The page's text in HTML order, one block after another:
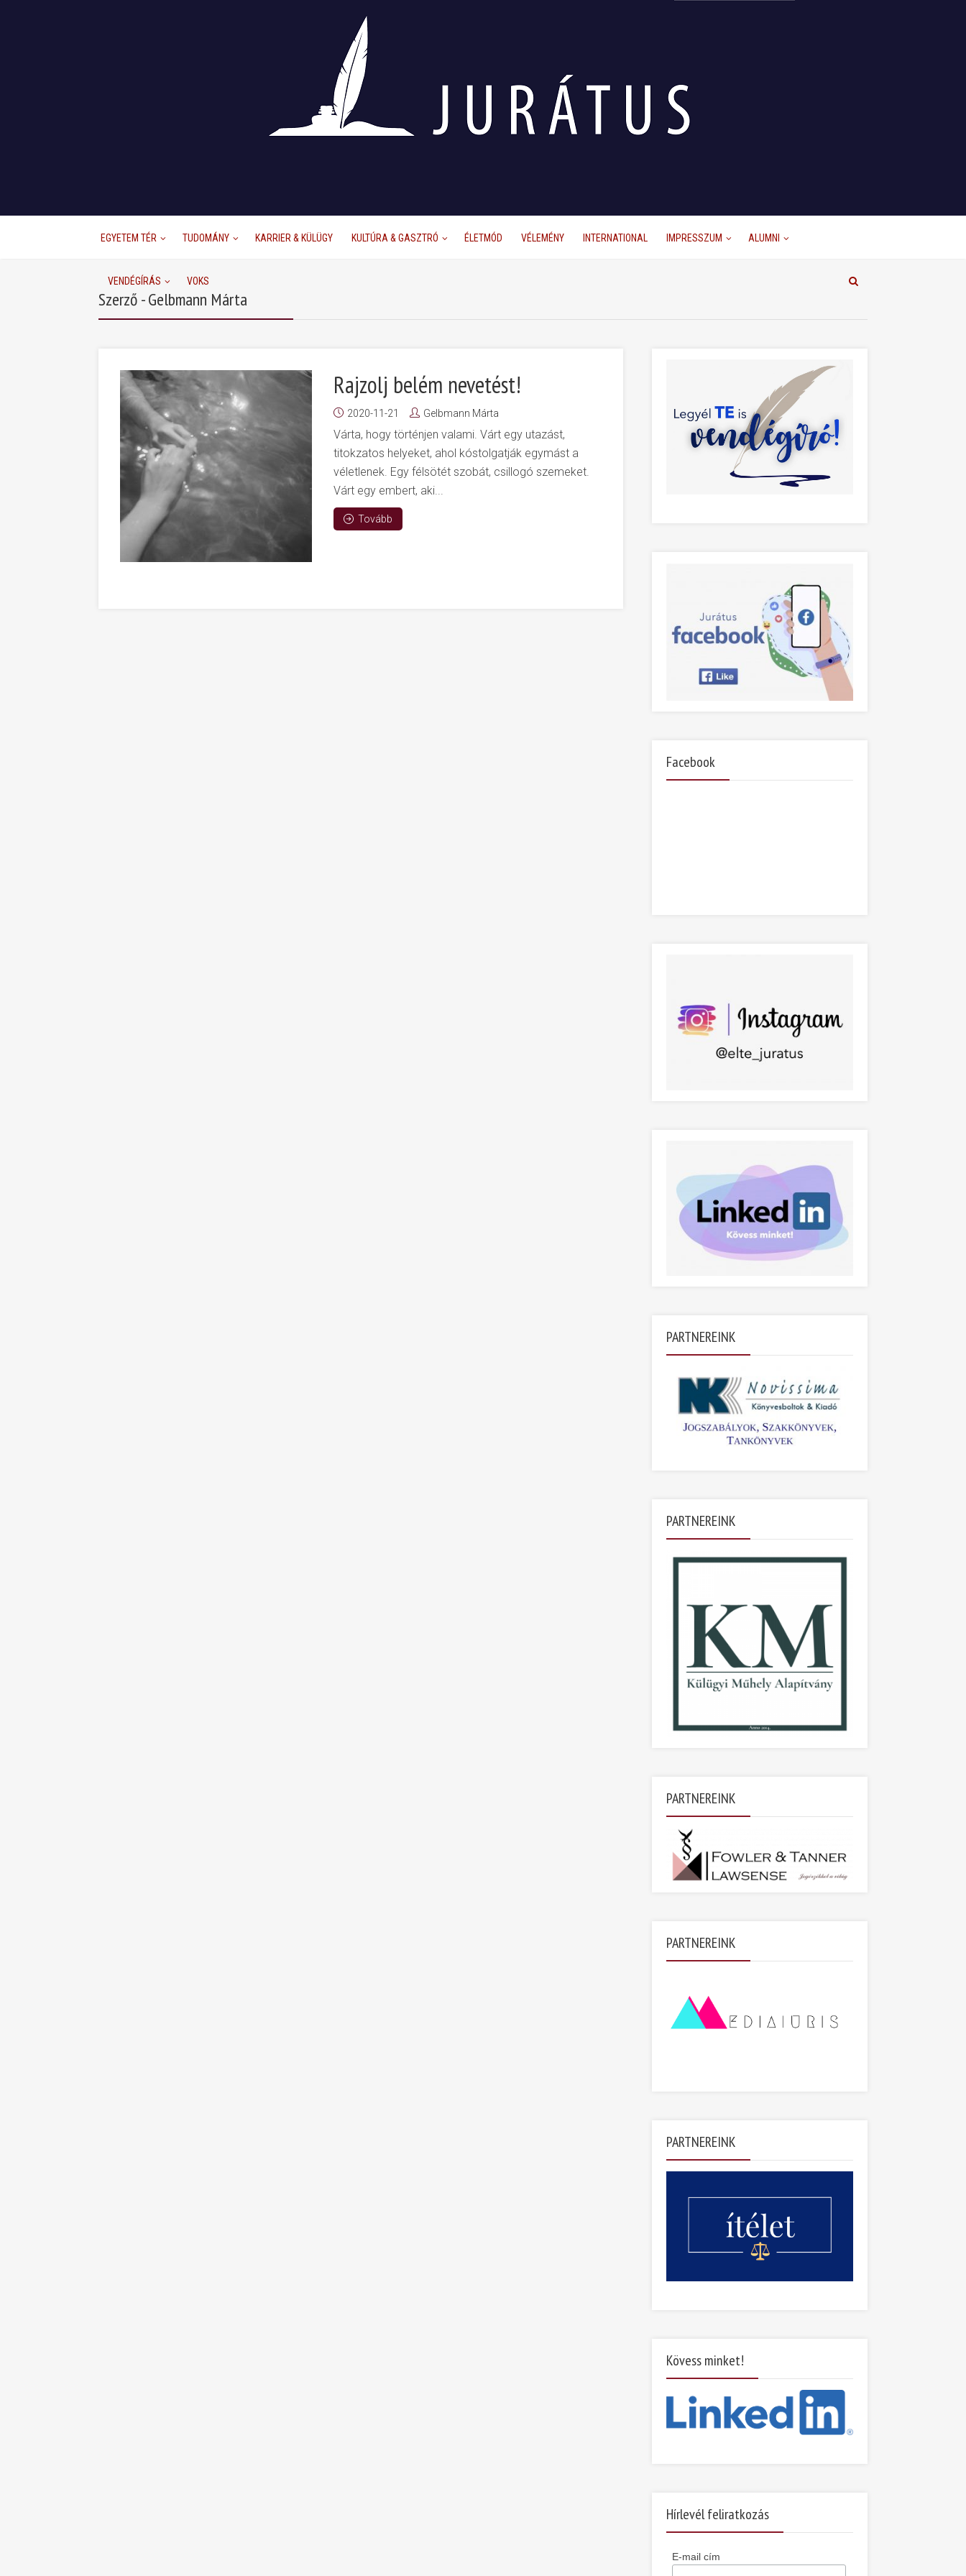
EGYETEM TÉR TUDOMÁNY KARRIER & KÜLÜGY KULTÚRA & GASZTRÓ ÉLETMÓD VÉLEMÉNY INTERNATIONAL IMPRESSZUM ALUMNI
VENDÉGÍRÁS VOKS
Szerző - Gelbmann Márta
Rajzolj belém nevetést!
2020-11-21 Gelbmann Márta
Várta, hogy történjen valami. Várt egy utazást,
titokzatos helyeket, ahol kóstolgatják egymást a
véletlenek. Egy félsötét szobát, csillogó szemeket.
Várt egy embert, aki...
Tovább
Facebook
PARTNEREINK
PARTNEREINK
PARTNEREINK
PARTNEREINK
PARTNEREINK
Kövess minket!
Hírlevél feliratkozás
E-mail cím